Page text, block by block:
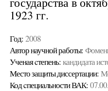
1923 гг.
Год: 2008
Автор научной работы:
Ученая cтепень: кандидата
Место защиты диссертации:
Код cпециальности ВАК: